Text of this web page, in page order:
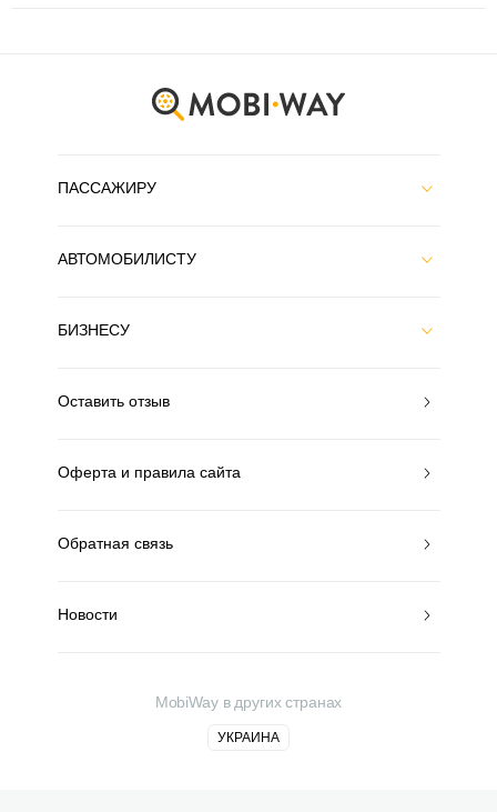
ПАССАЖИРУ
АВТОМОБИЛИСТУ
БИЗНЕСУ
Оставить отзыв
Оферта и правила сайта
Обратная связь
Новости
MobiWay в других странах
УКРАИНА